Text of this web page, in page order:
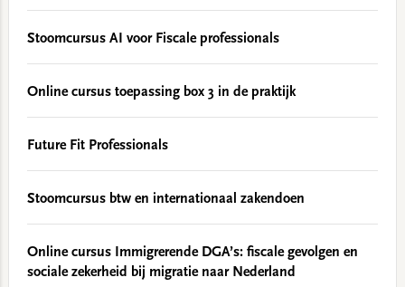
Stoomcursus AI voor Fiscale professionals
Online cursus toepassing box 3 in de praktijk
Future Fit Professionals
Stoomcursus btw en internationaal zakendoen
Online cursus Immigrerende DGA’s: fiscale gevolgen en
sociale zekerheid bij migratie naar Nederland